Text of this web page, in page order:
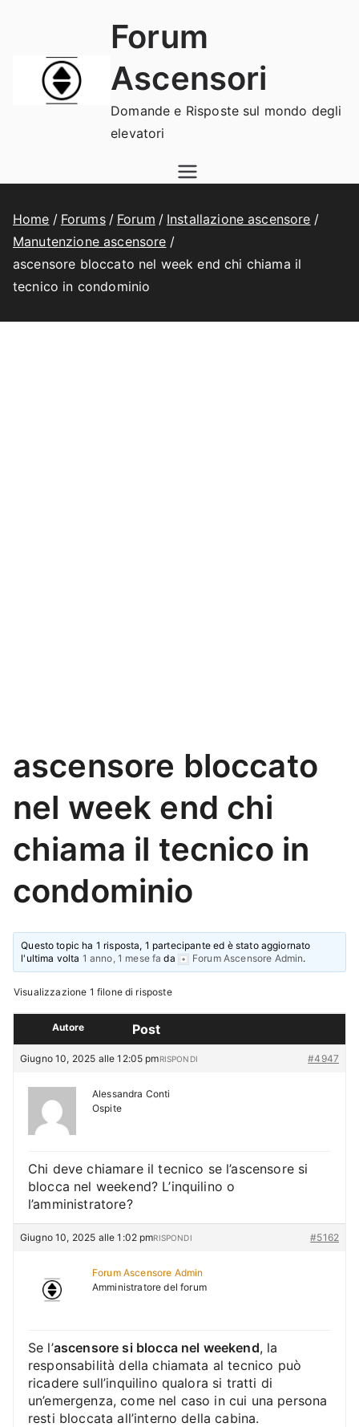
contenuto
Forum
Ascensori
Domande e Risposte sul mondo degli
elevatori
Home Forums Forum
Installazione ascensore
Manutenzione ascensore
ascensore bloccato nel week end chi chiama il
tecnico in condominio
ascensore bloccato
nel week end chi
chiama il tecnico in
condominio
Questo topic ha 1 risposta, 1 partecipante ed è stato aggiornato
l'ultima volta 1 anno, 1 mese fa da Forum Ascensore Admin.
Visualizzazione 1 filone di risposte
Autore Post
Giugno 10, 2025 alle 12:05 pm #4947
RISPONDI
Alessandra Conti
Ospite
Chi deve chiamare il tecnico se l’ascensore si
blocca nel weekend? L’inquilino o
l’amministratore?
Giugno 10, 2025 alle 1:02 pm #5162
RISPONDI
Forum Ascensore Admin
Amministratore del forum
Se l’ascensore si blocca nel weekend, la
responsabilità della chiamata al tecnico può
ricadere sull’inquilino qualora si tratti di
un’emergenza, come nel caso in cui una persona
resti bloccata all’interno della cabina.